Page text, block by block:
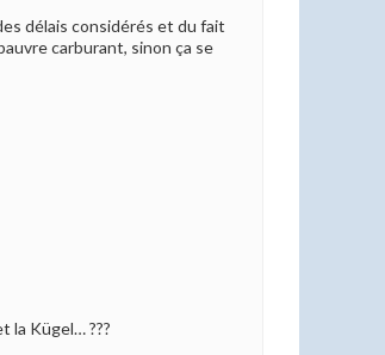
délais considérés et du fait
carburant, sinon ça se
la Kügel… ???